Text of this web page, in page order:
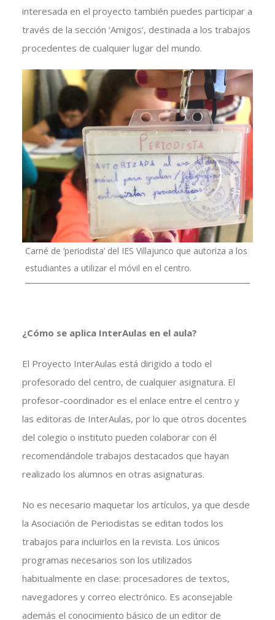
interesada en el proyecto también puedes participar a
través de la sección ‘Amigos‘, destinada a los trabajos
procedentes de cualquier lugar del mundo.
Carné de ‘periodista’ del IES Villajunco que autoriza a los
estudiantes a utilizar el móvil en el centro.
¿Cómo se aplica InterAulas en el aula?
El Proyecto InterAulas está dirigido a todo el
profesorado del centro, de cualquier asignatura. El
profesor-coordinador es el enlace entre el centro y
las editoras de InterAulas, por lo que otros docentes
del colegio o instituto pueden colaborar con él
recomendándole trabajos destacados que hayan
realizado los alumnos en otras asignaturas.
No es necesario maquetar los artículos, ya que desde
la Asociación de Periodistas se editan todos los
trabajos para incluirlos en la revista. Los únicos
programas necesarios son los utilizados
habitualmente en clase: procesadores de textos,
navegadores y correo electrónico. Es aconsejable
además el conocimiento básico de un editor de